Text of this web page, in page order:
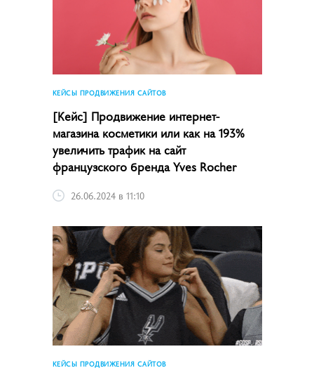
КЕЙСЫ ПРОДВИЖЕНИЯ САЙТОВ
[Кейс] Продвижение интернет-
магазина косметики или как на 193%
увеличить трафик на сайт
французского бренда Yves Rocher
26.06.2024 в 11:10
КЕЙСЫ ПРОДВИЖЕНИЯ САЙТОВ